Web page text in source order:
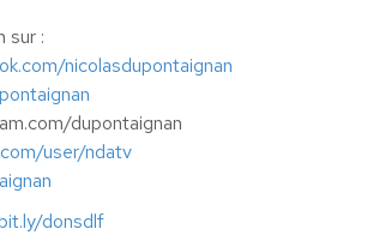
sur :
nicolasdupontaignan
dupontaignan
user/ndatv
donsdlf